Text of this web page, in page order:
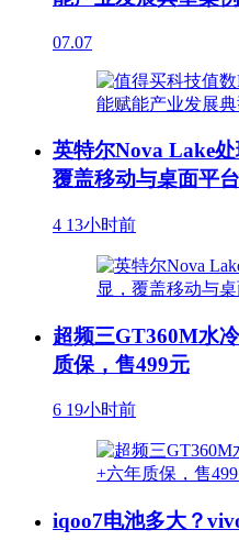
07.07
英特尔Nova Lake处
覆盖移动与桌面平台
4 13小时前
超频三GT360M水
质保，售499元
6 19小时前
iqoo7电池多大？